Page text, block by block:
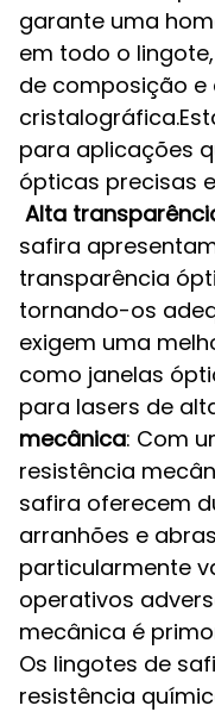
garante uma
em todo o
de composição e
para aplicações
ópticas precisas
Alta
safira
transparência
tornando-os
exigem uma
como janelas
para lasers de
mecânica: Com
resistência
safira oferecem
arranhões e
particularmente
operativos
mecânica é
Os lingotes de
resistência